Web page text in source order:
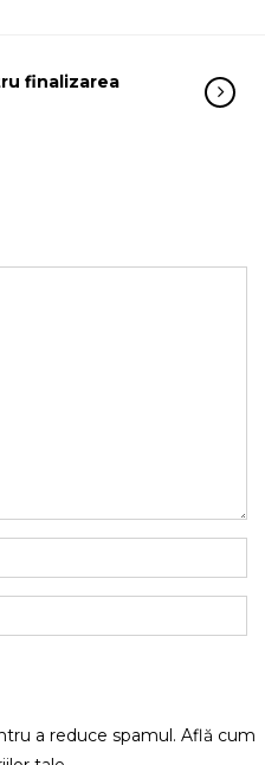
finalizarea
a reduce spamul. Află cum